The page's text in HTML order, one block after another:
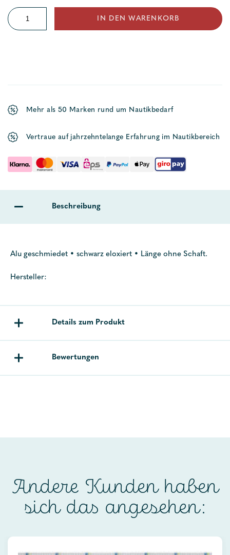
Spibaumbeschlag
(Typ
IN DEN WARENKORB
Mehr als 50 Marken rund um Nautikbedarf
Vertraue auf jahrzehntelange Erfahrung im Nautikbereich
Beschreibung
Alu geschmiedet • schwarz eloxiert • Länge ohne Schaft.
Hersteller:
Details zum Produkt
Bewertungen
Andere Kunden haben
sich das angesehen: